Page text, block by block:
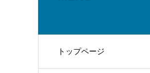
トップページ